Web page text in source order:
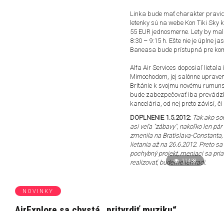
Linka bude mať charakter
letenky sú na webe Kon Tiki
55 EUR jednosmerne. Lety by
8:30 – 9:15 h. Ešte nie je úplne
Baneasa bude prístupná pre
Alfa Air Services doposiaľ lietala
Mimochodom, jej salónne
Británie k svojmu novému
bude zabezpečovať iba
kancelária, od nej preto závisí,
DOPLNENIE 1.5.2012: Tak ako
asi veľa "zábavy", nakoľko len
zmenila na Bratislava-
lietania až na 26.6.2012. Preto
pochybný projekt, meniaci sa
realizovať, budeme len radi.
11438
NOVINKY